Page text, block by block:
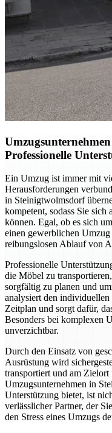
Professionelle
Ein Umzug ist immer mit
Herausforderungen
in Steinigtwolmsdorf
kompetent, sodass Sie sich
können. Egal, ob es sich
einen gewerblichen
reibungslosen Ablauf von
Professionelle
die Möbel zu
sorgfältig zu planen und
analysiert den individuellen
Zeitplan und sorgt dafür,
Besonders bei komplexen
unverzichtbar.
Durch den Einsatz von
Ausrüstung wird
transportiert und am
Umzugsunternehmen in
Unterstützung bietet, ist
verlässlicher Partner, der
den Stress eines Umzugs